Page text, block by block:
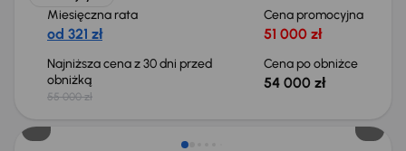
Miesięczna rata
od 321 zł
Cena promocyjna
51 000 zł
Najniższa cena z 30 dni przed
obniżką
55 000 zł
Cena po obniżce
54 000 zł